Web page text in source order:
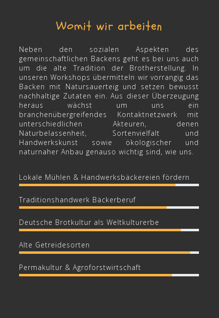
Womit wir arbeiten
Neben den sozialen Aspekten des
gemeinschaftlichen Backens geht es bei uns auch
um die alte Tradition der Brotherstellung. In
unseren Workshops übermitteln wir vorrangig das
Backen mit Natursauerteig und setzen bewusst
nachhaltige Zutaten ein. Aus dieser Überzeugung
heraus wächst um uns ein
branchenübergreifendes Kontaktnetzwerk mit
unterschiedlichen Akteuren, denen
Naturbelassenheit, Sortenvielfalt und
Handwerkskunst sowie ökologischer und
naturnaher Anbau genauso wichtig sind, wie uns.
Lokale Mühlen & Handwerksbäckereien fördern
Traditionshandwerk Bäckerberuf
Deutsche Brotkultur als Weltkulturerbe
Alte Getreidesorten
Permakultur & Agroforstwirtschaft